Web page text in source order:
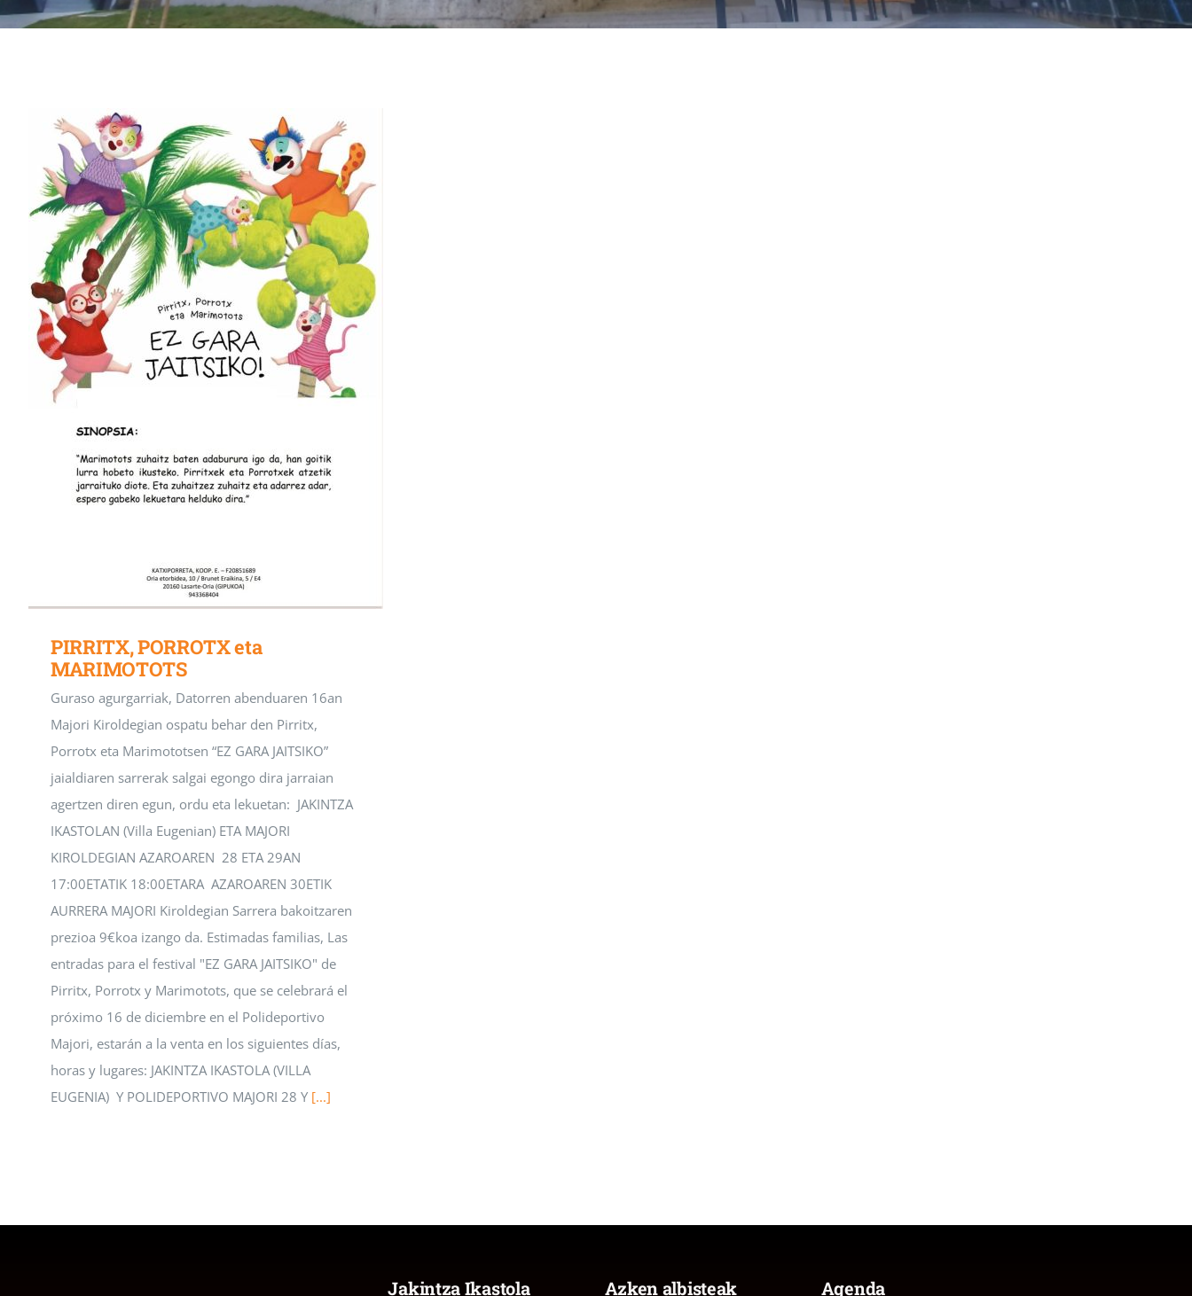
PIRRITX, PORROTX eta
MARIMOTOTS
Guraso agurgarriak, Datorren abenduaren 16an
Majori Kiroldegian ospatu behar den Pirritx,
Porrotx eta Marimototsen “EZ GARA JAITSIKO”
jaialdiaren sarrerak salgai egongo dira jarraian
agertzen diren egun, ordu eta lekuetan: JAKINTZA
IKASTOLAN (Villa Eugenian) ETA MAJORI
KIROLDEGIAN AZAROAREN 28 ETA 29AN
17:00ETATIK 18:00ETARA AZAROAREN 30ETIK
AURRERA MAJORI Kiroldegian Sarrera bakoitzaren
prezioa 9€koa izango da. Estimadas familias, Las
entradas para el festival "EZ GARA JAITSIKO" de
Pirritx, Porrotx y Marimotots, que se celebrará el
próximo 16 de diciembre en el Polideportivo
Majori, estarán a la venta en los siguientes días,
horas y lugares: JAKINTZA IKASTOLA (VILLA
EUGENIA) Y POLIDEPORTIVO MAJORI 28 Y [...]
Jakintza Ikastola
Azken albisteak Agenda